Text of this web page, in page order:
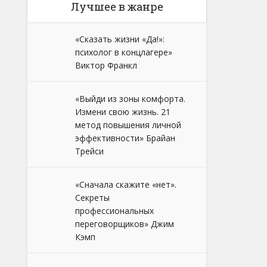
Лучшее в жанре
«Сказать жизни «Да!»:
психолог в концлагере»
Виктор Франкл
«Выйди из зоны комфорта.
Измени свою жизнь. 21
метод повышения личной
эффективности» Брайан
Трейси
«Сначала скажите «нет».
Секреты
профессиональных
переговорщиков» Джим
Кэмп